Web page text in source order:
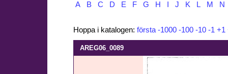
A B C D E F G H J K L M N
Hoppa i katalogen: första -1000 -100 -10 -1 +1
AREG06_0089